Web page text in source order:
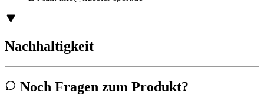
Nachhaltigkeit
Noch Fragen zum Produkt?